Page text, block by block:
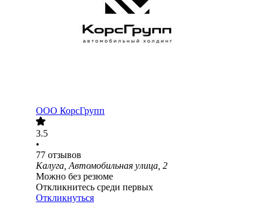
ООО КорсГрупп
3.5
•
77 отзывов
Калуга, Автомобильная улица, 2
Можно без резюме
Откликнитесь среди первых
Откликнуться